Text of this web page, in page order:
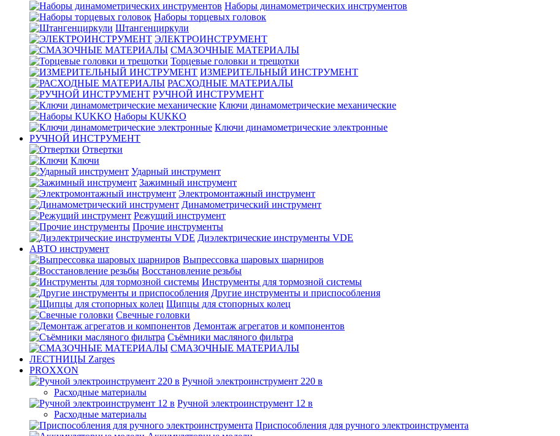
Наборы динамометрических инструментов
Наборы торцевых головок
Штангенциркули
ЭЛЕКТРОИНСТРУМЕНТ
СМАЗОЧНЫЕ МАТЕРИАЛЫ
Торцевые головки и трещотки
ИЗМЕРИТЕЛЬНЫЙ ИНСТРУМЕНТ
РАСХОДНЫЕ МАТЕРИАЛЫ
РУЧНОЙ ИНСТРУМЕНТ
Ключи динамометрические механические
Наборы KUKKO
Ключи динамометрические электронные
РУЧНОЙ ИНСТРУМЕНТ
Отвертки
Ключи
Ударный инструмент
Зажимный инструмент
Электромонтажный инструмент
Динамометрический инструмент
Режущий инструмент
Прочие инструменты
Диэлектрические инструменты VDE
АВТО инструмент
Выпрессовка шаровых шарниров
Восстановление резьбы
Инструменты для тормозной системы
Другие инструменты и приспособления
Щипцы для стопорных колец
Свечные головки
Демонтаж агрегатов и компонентов
Съёмники масляного фильтра
СМАЗОЧНЫЕ МАТЕРИАЛЫ
ЛЕСТНИЦЫ Zarges
PROXXON
Ручной электроинструмент 220 в
Расходные материалы
Ручной электроинструмент 12 в
Расходные материалы
Приспособления для ручного электроинструмента